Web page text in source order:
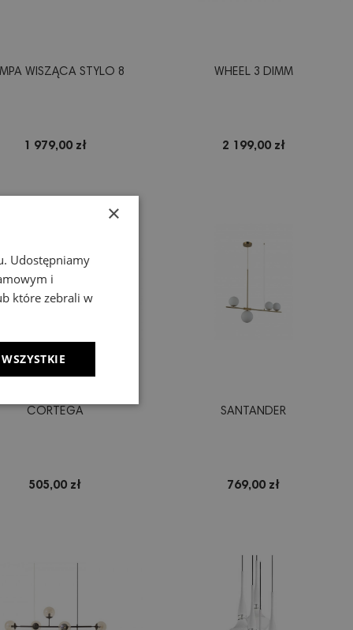
WISZĄCA STYLO 8
1 979,00 zł
WHEEL 3 DIMM
2 199,00 zł
CORTEGA
505,00 zł
SANTANDER
769,00 zł
×
Udostępniamy
i
które zebrali w